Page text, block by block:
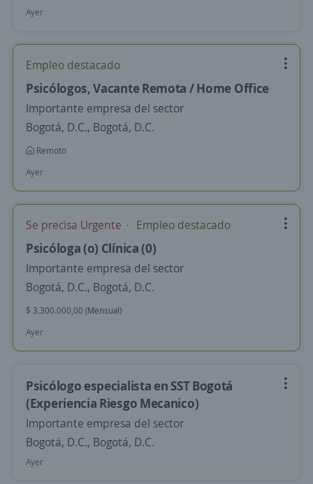
Ayer
Empleo destacado
Psicólogos, Vacante Remota / Home Office
Importante empresa del sector
Bogotá, D.C., Bogotá, D.C.
Remoto
Ayer
Se precisa Urgente Empleo destacado
Psicóloga (o) Clínica (0)
Importante empresa del sector
Bogotá, D.C., Bogotá, D.C.
$ 3.300.000,00 (Mensual)
Ayer
Psicólogo especialista en SST Bogotá
(Experiencia Riesgo Mecanico)
Importante empresa del sector
Bogotá, D.C., Bogotá, D.C.
Ayer